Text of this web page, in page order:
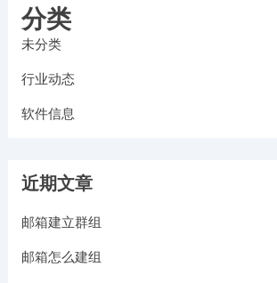
分类
未分类
行业动态
软件信息
近期文章
邮箱建立群组
邮箱怎么建组